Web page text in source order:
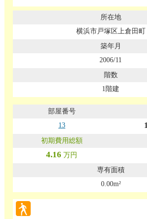
横浜市戸塚区上倉田町
2006/11
1階建
13
4.16 万円
0.00m²